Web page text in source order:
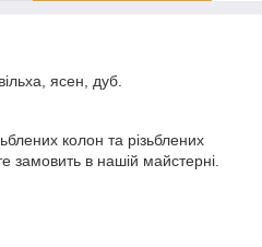
ясен, дуб.
колон та різьблених
замовить в нашій майстерні.